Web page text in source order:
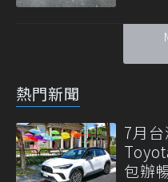
熱門新聞
7月
包辦